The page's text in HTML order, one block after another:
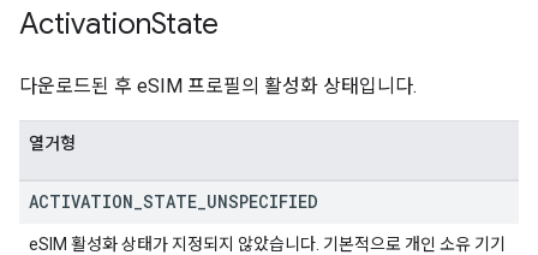
ActivationState
다운로드된 후 eSIM 프로필의 활성화 상태입니다.
열거형
ACTIVATION STATE UNSPECIFIED
eSIM 활성화 상태가 지정되지 않았습니다. 기본적으로 개인 소유 기기